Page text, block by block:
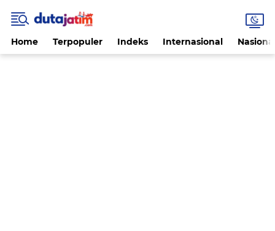
Home Terpopuler Indeks Internasional